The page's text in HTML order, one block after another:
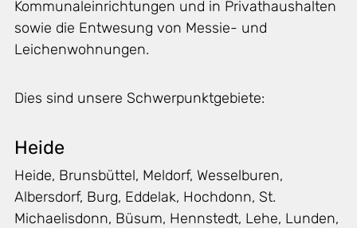
Kommunaleinrichtungen und in Privathaushalten
sowie die Entwesung von Messie- und
Leichenwohnungen.
Dies sind unsere Schwerpunktgebiete:
Heide
Heide, Brunsbüttel, Meldorf, Wesselburen,
Albersdorf, Burg, Eddelak, Hochdonn, St.
Michaelisdonn, Büsum, Hennstedt, Lehe, Lunden,